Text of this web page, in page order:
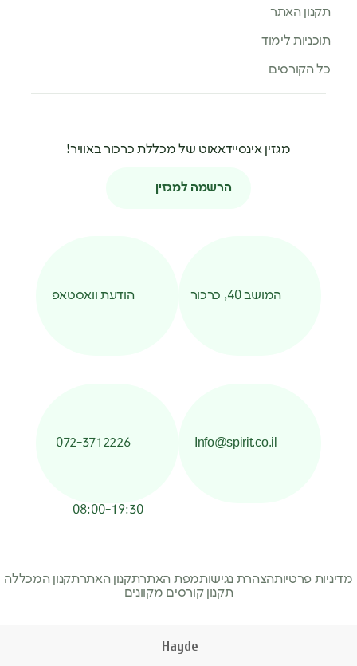
תקנון האתר
תוכניות לימוד
כל הקורסים
מגזין אינסיידאאוט של מכללת כרכור באוויר!
הרשמה למגזין
המושב 40, כרכור הודעת וואסטאפ
Info@spirit.co.il
072-3712226
08:00-19:30
מדיניות פרטיותהצהרת נגישותמפת האתרתקנון האתרתקנון המכללה
תקנון קורסים מקוונים
Hayde